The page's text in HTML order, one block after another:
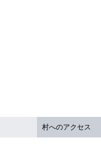
村へのアクセス